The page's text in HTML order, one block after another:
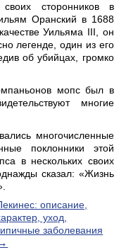
сторонников в
Оранский в 1688
Уильяма III, он
легенде, один из его
об убийцах, громко
мопс был в
многие
многочисленные
поклонники этой
в нескольких своих
сказал: «Жизнь
описание,
уход,
заболевания